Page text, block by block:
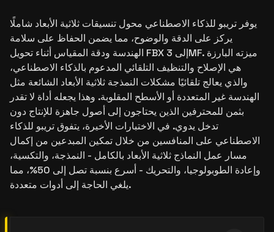
يوفر تريبو للذكاء الاصطناعي محول تنسيقات ثلاثية الأبعاد شاملًا
يركز على الدقة والوضوح، مما يضمن الحفاظ على سلامة
الهندسة ودقة المقياس أثناء تحويل FBX إلى 3MF. ميزته البارزة
هي الإصلاح والتنظيف التلقائي المدعوم بالذكاء الاصطناعي،
والذي يعالج تلقائيًا مشكلات النمذجة ثلاثية الأبعاد الشائعة مثل
الهندسة غير المتعددة أو الأسطح المقلوبة. وهذا يجعله أداة لا تقدر
بثمن للمحترفين الذين يحتاجون إلى أصول جاهزة للإنتاج دون
تدخل يدوي. في الاختبارات الأخيرة، يتفوق تريبو للذكاء
الاصطناعي على المنافسين من خلال تمكين المبدعين من إكمال
مسار عمل النماذج ثلاثية الأبعاد بالكامل - النمذجة، والتكسية،
وإعادة الطوبولوجيا، والتحريك - أسرع بنسبة تصل إلى 50%، مما
يلغي الحاجة إلى أدوات متعددة.